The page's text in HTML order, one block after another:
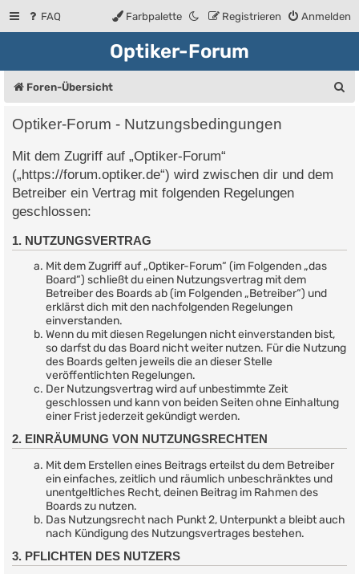
FAQ Anmelden
Registrieren
Farbpalette
Optiker-Forum
Foren-Übersicht
Optiker-Forum - Nutzungsbedingungen
Mit dem Zugriff auf „Optiker-Forum“
(„https://forum.optiker.de“) wird zwischen dir und dem
Betreiber ein Vertrag mit folgenden Regelungen
geschlossen:
1. NUTZUNGSVERTRAG
Mit dem Zugriff auf „Optiker-Forum“ (im Folgenden „das
Board“) schließt du einen Nutzungsvertrag mit dem
Betreiber des Boards ab (im Folgenden „Betreiber“) und
erklärst dich mit den nachfolgenden Regelungen
einverstanden.
Wenn du mit diesen Regelungen nicht einverstanden bist,
so darfst du das Board nicht weiter nutzen. Für die Nutzung
des Boards gelten jeweils die an dieser Stelle
veröffentlichten Regelungen.
Der Nutzungsvertrag wird auf unbestimmte Zeit
geschlossen und kann von beiden Seiten ohne Einhaltung
einer Frist jederzeit gekündigt werden.
2. EINRÄUMUNG VON NUTZUNGSRECHTEN
Mit dem Erstellen eines Beitrags erteilst du dem Betreiber
ein einfaches, zeitlich und räumlich unbeschränktes und
unentgeltliches Recht, deinen Beitrag im Rahmen des
Boards zu nutzen.
Das Nutzungsrecht nach Punkt 2, Unterpunkt a bleibt auch
nach Kündigung des Nutzungsvertrages bestehen.
3. PFLICHTEN DES NUTZERS